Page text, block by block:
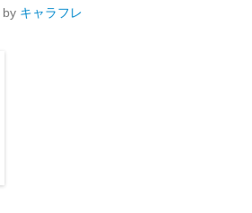
by キャラフレ